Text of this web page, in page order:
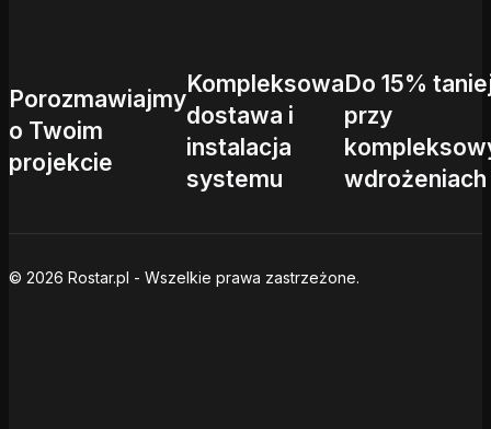
Porozmawiajmy
o Twoim
projekcie
Kompleksowa
dostawa i
instalacja
systemu
Do 15%
przy
wdrożeniach
© 2026 Rostar.pl - Wszelkie prawa zastrzeżone.